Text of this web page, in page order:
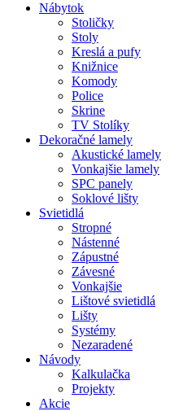
Nábytok
Stoličky
Stoly
Kreslá a pufy
Knižnice
Komody
Police
Skrine
TV Stolíky
Dekoračné lamely
Akustické lamely
Vonkajšie lamely
SPC panely
Soklové lišty
Svietidlá
Stropné
Nástenné
Zápustné
Závesné
Vonkajšie
Lištové svietidlá
Lišty
Systémy
Nezaradené
Návody
Kalkulačka
Projekty
Akcie